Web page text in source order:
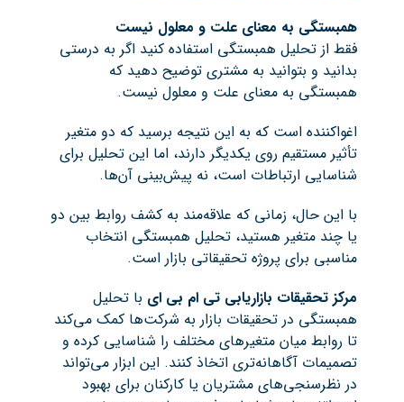
همبستگی به معنای علت‌ و معلول نیست
فقط از تحلیل همبستگی استفاده کنید اگر به درستی
بدانید و بتوانید به مشتری توضیح دهید که
همبستگی به معنای علت‌ و معلول نیست.
اغواکننده است که به این نتیجه برسید که دو متغیر
تأثیر مستقیم روی یکدیگر دارند، اما این تحلیل برای
شناسایی ارتباطات است، نه پیش‌بینی آن‌ها.
با این حال، زمانی که علاقه‌مند به کشف روابط بین دو
یا چند متغیر هستید، تحلیل همبستگی انتخاب
مناسبی برای پروژه تحقیقاتی بازار است.
مرکز تحقیقات بازاریابی تی ام بی ای با تحلیل
همبستگی در تحقیقات بازار به شرکت‌ها کمک می‌کند
تا روابط میان متغیرهای مختلف را شناسایی کرده و
تصمیمات آگاهانه‌تری اتخاذ کنند. این ابزار می‌تواند
در نظرسنجی‌های مشتریان یا کارکنان برای بهبود